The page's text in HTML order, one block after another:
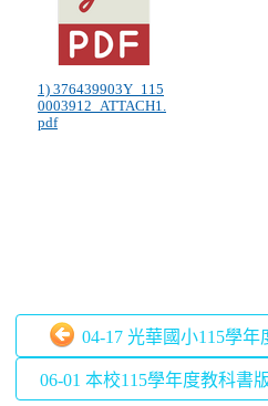
1) 376439903Y_115
0003912_ATTACH1.
pdf
04-17 光華國小115學年
06-01 本校115學年度教科書